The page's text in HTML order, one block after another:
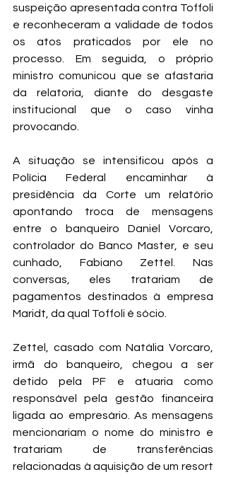
suspeição apresentada contra Toffoli
e reconheceram a validade de todos
os atos praticados por ele no
processo. Em seguida, o próprio
ministro comunicou que se afastaria
da relatoria, diante do desgaste
institucional que o caso vinha
provocando.
A situação se intensificou após a
Polícia Federal encaminhar à
presidência da Corte um relatório
apontando troca de mensagens
entre o banqueiro Daniel Vorcaro,
controlador do Banco Master, e seu
cunhado, Fabiano Zettel. Nas
conversas, eles tratariam de
pagamentos destinados à empresa
Maridt, da qual Toffoli é sócio.
Zettel, casado com Natália Vorcaro,
irmã do banqueiro, chegou a ser
detido pela PF e atuaria como
responsável pela gestão financeira
ligada ao empresário. As mensagens
mencionariam o nome do ministro e
tratariam de transferências
relacionadas à aquisição de um resort